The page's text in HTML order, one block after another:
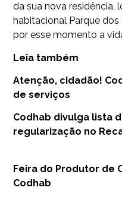
da sua nova residência,
habitacional Parque dos
por esse momento a
Leia também
Atenção, cidadão!
de serviços
Codhab divulga lista
regularização no
Feira do Produtor de
Codhab